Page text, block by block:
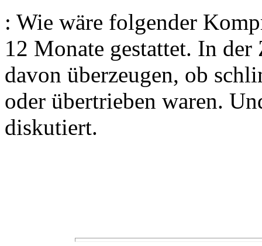
: Wie wäre folgender
12 Monate gestattet. In
davon überzeugen, ob
oder übertrieben waren.
diskutiert.